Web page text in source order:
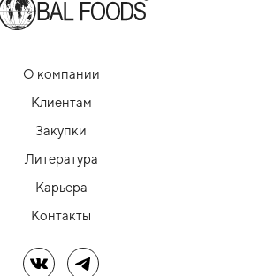
О компании
Клиентам
Закупки
Литература
Карьера
Контакты
Мы в ВКМы в Telegram